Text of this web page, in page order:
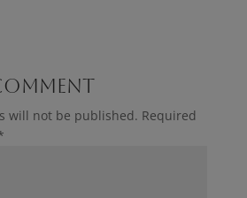
will not be published. Required